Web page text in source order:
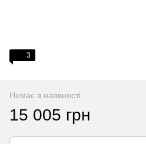
3
Немає в наявності
15 005 грн